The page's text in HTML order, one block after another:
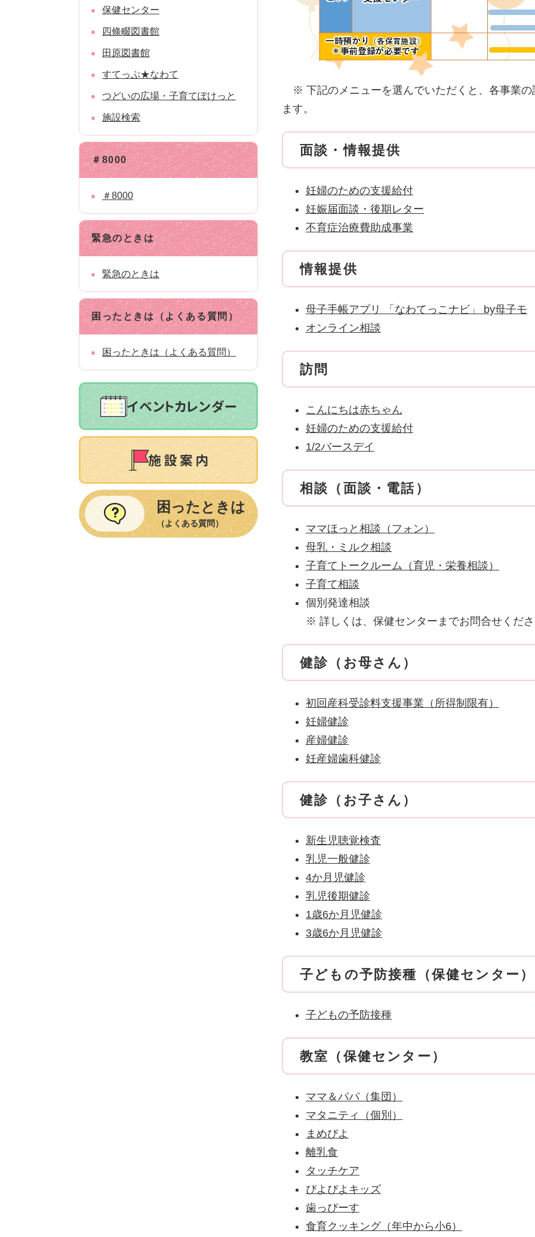
※ 下記のメニューを選んでいただくと、各事業の
ます。
面談・情報提供
妊婦のための支援給付
妊娠届面談・後期レター
不育症治療費助成事業
情報提供
母子手帳アプリ 「なわてっこナビ」 by母子モ
オンライン相談
訪問
こんにちは赤ちゃん
妊婦のための支援給付
1/2バースデイ
相談（面談・電話）
ママほっと相談（フォン）
母乳・ミルク相談
子育てトークルーム（育児・栄養相談）
子育て相談
個別発達相談
※ 詳しくは、保健センターまでお問合せくだ
健診（お母さん）
初回産科受診料支援事業（所得制限有）
妊婦健診
産婦健診
妊産婦歯科健診
健診（お子さん）
新生児聴覚検査
乳児一般健診
4か月児健診
乳児後期健診
1歳6か月児健診
3歳6か月児健診
子どもの予防接種（保健センター）
子どもの予防接種
教室（保健センター）
ママ＆パパ（集団）
マタニティ（個別）
まめぴよ
離乳食
タッチケア
ぴよぴよキッズ
歯っぴーす
食育クッキング（年中から小6）
保健センター
四條畷図書館
田原図書館
すてっぷ★なわて
つどいの広場・子育てぽけっと
施設検索
＃8000
＃8000
緊急のときは
緊急のときは
困ったときは（よくある質問）
困ったときは（よくある質問）
困ったときは
（よくある質問）